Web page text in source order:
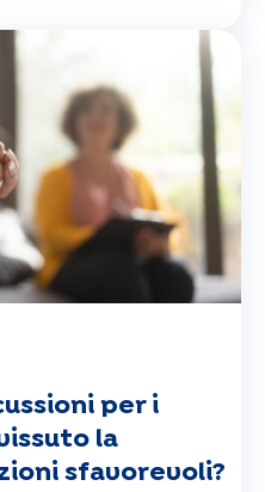
per i
la
sfavorevoli?